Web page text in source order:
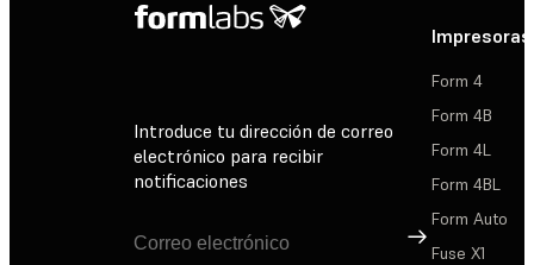
Introduce tu dirección de correo
electrónico para recibir
notificaciones
Suscribirse
Impresoras
Form 4
Form 4B
Form 4L
Form 4BL
Form Auto
Fuse X1